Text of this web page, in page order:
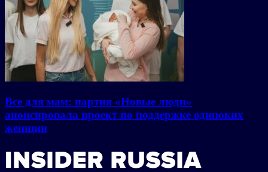
Все для мам: партия «Новые люди»
анонсировала проект по поддержке одиноких
женщин